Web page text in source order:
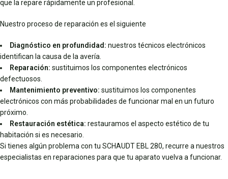
que la repare rápidamente un profesional.
Nuestro proceso de reparación es el siguiente
Diagnóstico en profundidad: nuestros técnicos electrónicos
identifican la causa de la avería.
Reparación: sustituimos los componentes electrónicos
defectuosos.
Mantenimiento preventivo: sustituimos los componentes
electrónicos con más probabilidades de funcionar mal en un futuro
próximo.
Restauración estética: restauramos el aspecto estético de tu
habitación si es necesario.
Si tienes algún problema con tu SCHAUDT EBL 280, recurre a nuestros
especialistas en reparaciones para que tu aparato vuelva a funcionar.